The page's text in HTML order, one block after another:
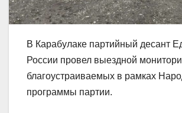
В Карабулаке партийный десант
России провел выездной
благоустраиваемых в рамках
программы партии.